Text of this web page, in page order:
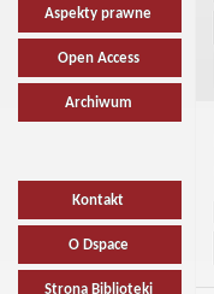
Aspekty prawne
Open Access
Archiwum
Kontakt
O Dspace
Strona Biblioteki